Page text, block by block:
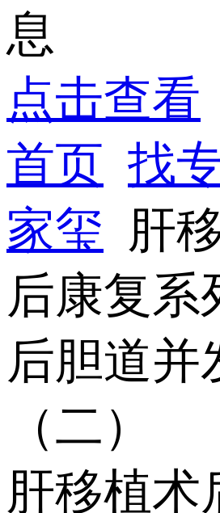
息
点击查看
首页 找
家玺 肝
后康复系
后胆道并
（二）
肝移植术